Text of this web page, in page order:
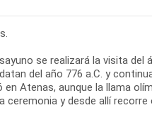
se realizará la visita del
del año 776 a.C. y
en Atenas, aunque la llama
ceremonia y desde allí